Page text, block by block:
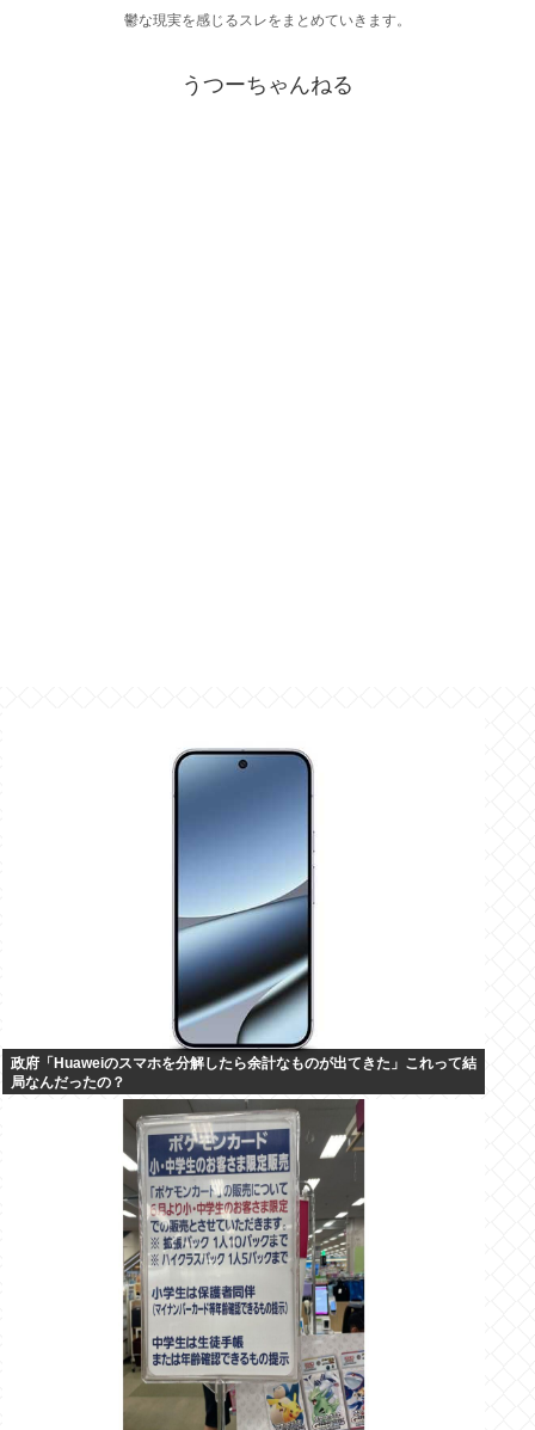
鬱な現実を感じるスレをまとめていきます。
うつーちゃんねる
政府「Huaweiのスマホを分解したら余計なものが出てきた」これって結
局なんだったの？